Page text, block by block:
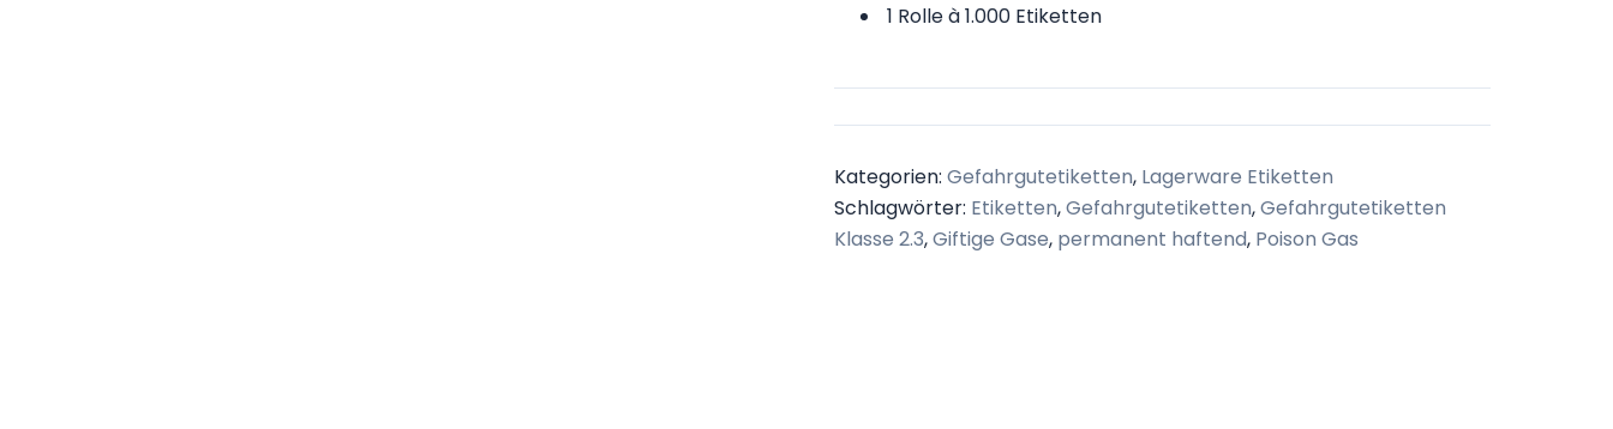
1 Rolle à 1.000 Etiketten
Kategorien: Gefahrgutetiketten, Lagerware Etiketten
Schlagwörter: Etiketten,Gefahrgutetiketten,Gefahrgutetiketten
Klasse 2.3,Giftige Gase, permanent haftend, Poison Gas